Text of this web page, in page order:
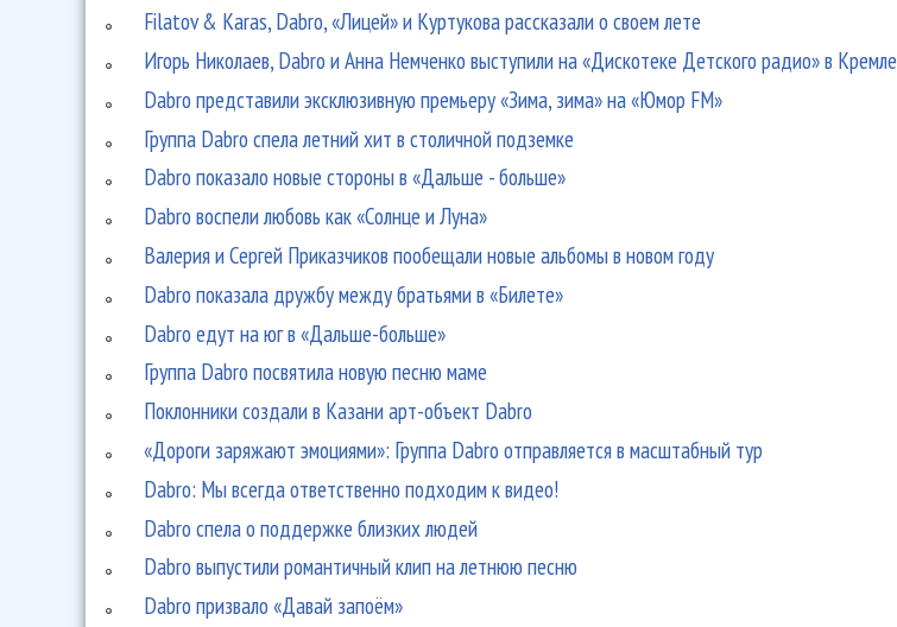
Filatov & Karas, Dabro, «Лицей» и Куртукова рассказали о своем лете
Игорь Николаев, Dabro и Анна Немченко выступили на «Дискотеке Детского радио» в Кремле
Dabro представили эксклюзивную премьеру «Зима, зима» на «Юмор FM»
Группа Dabro спела летний хит в столичной подземке
Dabro показало новые стороны в «Дальше - больше»
Dabro воспели любовь как «Солнце и Луна»
Валерия и Сергей Приказчиков пообещали новые альбомы в новом году
Dabro показала дружбу между братьями в «Билете»
Dabro едут на юг в «Дальше-больше»
Группа Dabro посвятила новую песню маме
Поклонники создали в Казани арт-объект Dabro
«Дороги заряжают эмоциями»: Группа Dabro отправляется в масштабный тур
Dabro: Мы всегда ответственно подходим к видеo!
Dabro спела о поддержке близких людей
Dabro выпустили романтичный клип на летнюю песню
Dabro призвало «Давай запоём»